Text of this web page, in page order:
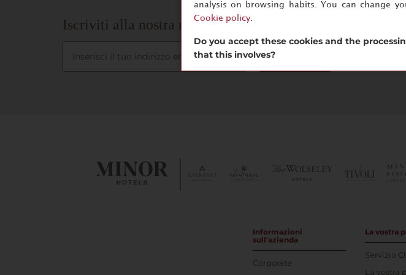
Iscriviti alla nostra newsletter
Iscriviti ora
Informazioni
sull'azienda
Corporate
La vostra
Servizio
La
analysis on browsing habits. You can change
Cookie policy.
Do you accept these cookies and the
that this involves?